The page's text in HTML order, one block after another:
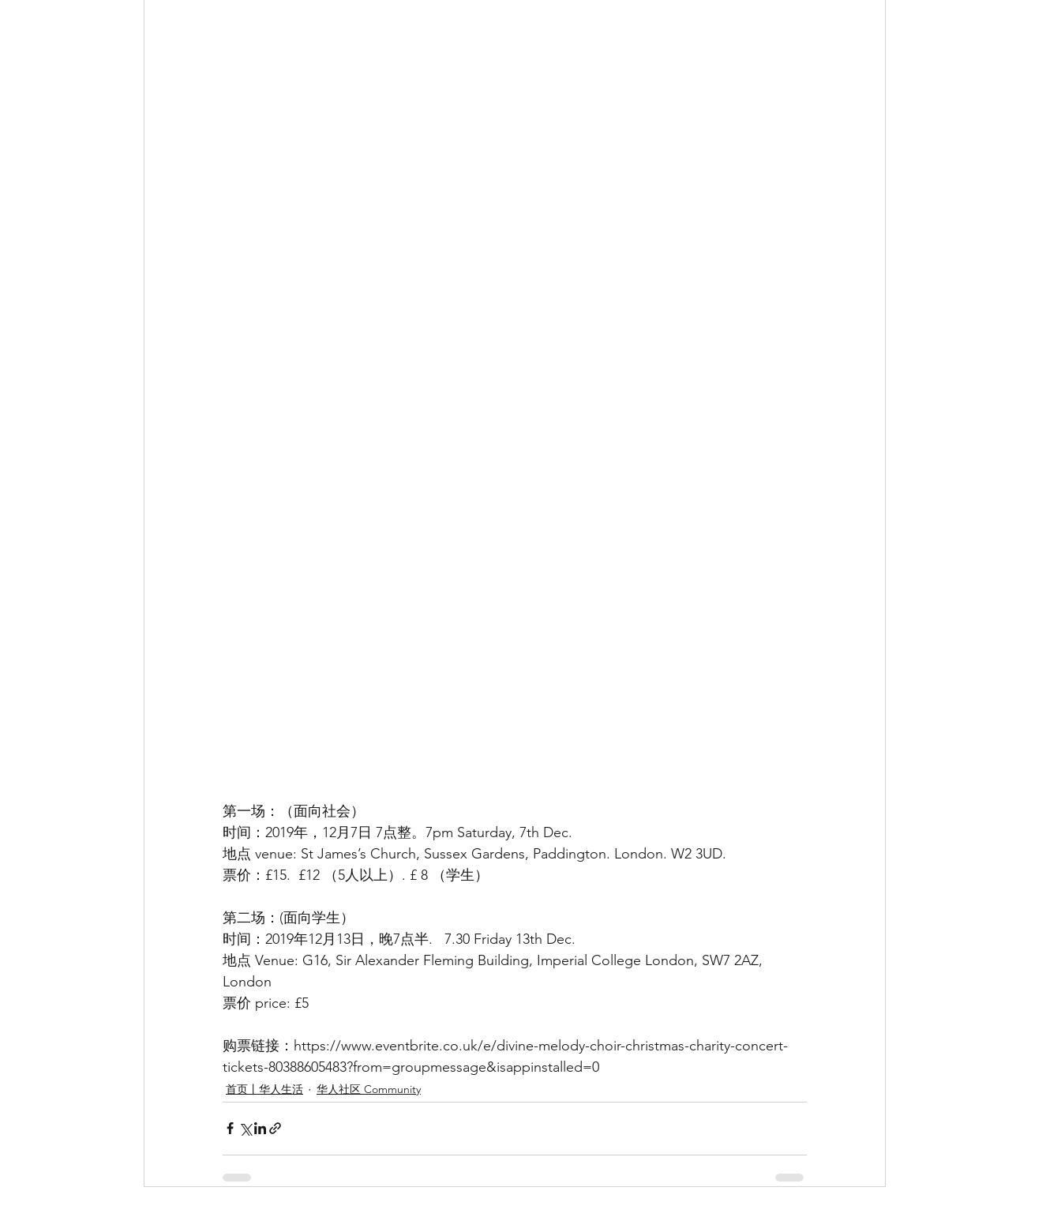
第一场：（面向社会）
时间：2019年，12月7日 7点整。7pm Saturday, 7th Dec.
地点 venue: St James’s Church, Sussex Gardens, Paddington. London. W2 3UD.
票价：£15.  £12 （5人以上）. £ 8 （学生）
第二场：(面向学生）
时间：2019年12月13日，晚7点半.   7.30 Friday 13th Dec.
地点 Venue: G16, Sir Alexander Fleming Building, Imperial College London, SW7 2AZ,
London
票价 price: £5
购票链接：https://www.eventbrite.co.uk/e/divine-melody-choir-christmas-charity-concert-
tickets-80388605483?from=groupmessage&isappinstalled=0
首页丨华人生活 华人社区 Community